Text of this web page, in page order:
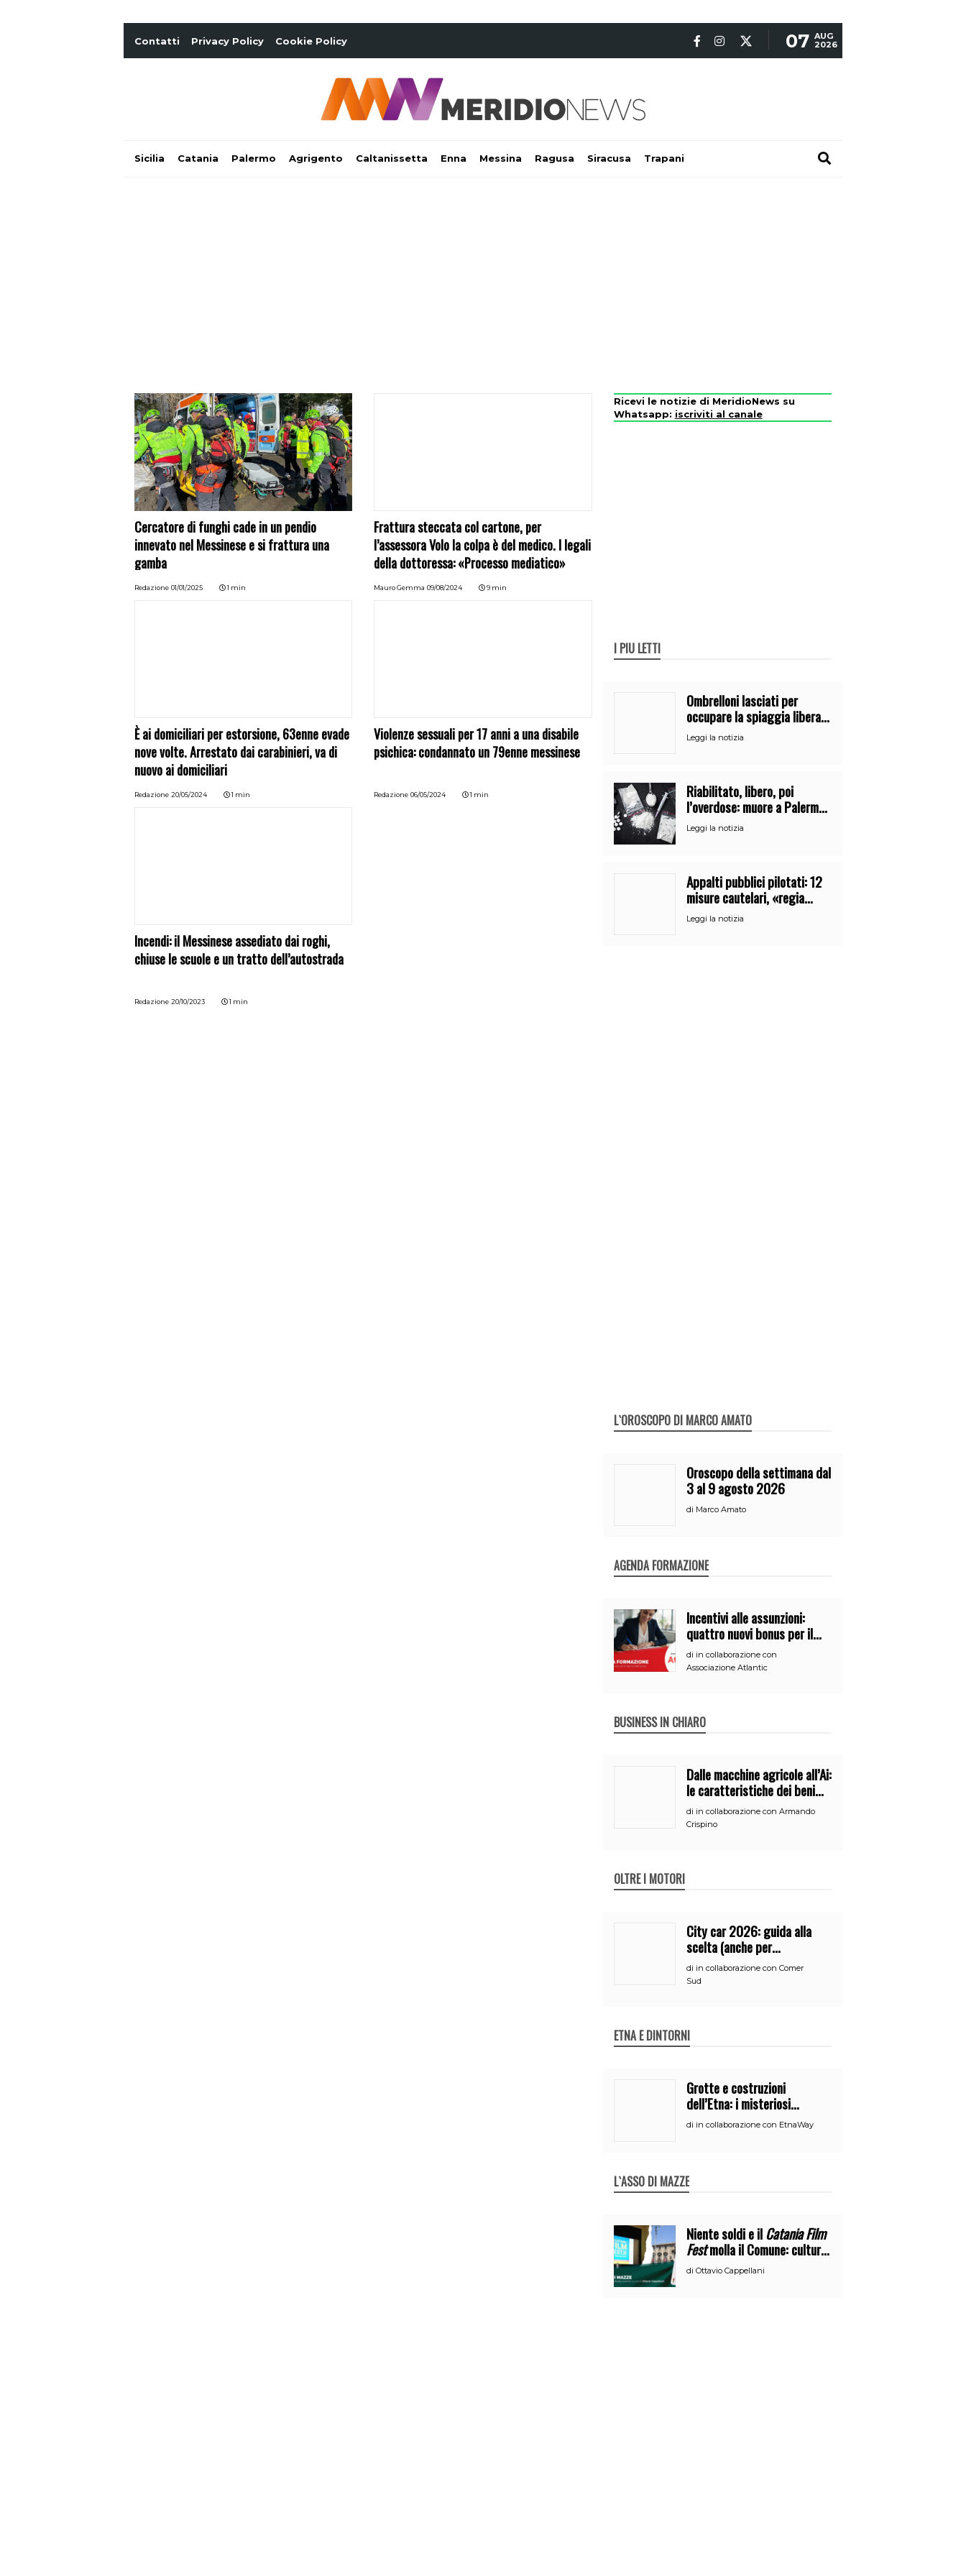
Contatti Privacy Policy Cookie Policy 07 AUG
2026
Sicilia Catania Palermo Agrigento Caltanissetta Enna Messina Ragusa Siracusa Trapani
Cercatore di funghi cade in un pendio
innevato nel Messinese e si frattura una
gamba
Redazione 01/01/2025 1 min
Frattura steccata col cartone, per
l’assessora Volo la colpa è del medico. I legali
della dottoressa: «Processo mediatico»
Mauro Gemma 09/08/2024 9 min
È ai domiciliari per estorsione, 63enne evade
nove volte. Arrestato dai carabinieri, va di
nuovo ai domiciliari
Redazione 20/05/2024 1 min
Violenze sessuali per 17 anni a una disabile
psichica: condannato un 79enne messinese
Redazione 06/05/2024 1 min
Incendi: il Messinese assediato dai roghi,
chiuse le scuole e un tratto dell’autostrada
Redazione 20/10/2023 1 min
Ricevi le notizie di MeridioNews su
Whatsapp: iscriviti al canale
I PIÙ LETTI
Ombrelloni lasciati per
occupare la spiaggia libera.
Maxi sequestro della Guardia
Costiera
Leggi la notizia
Riabilitato, libero, poi
l’overdose: muore a Palermo
un mese dopo l’uscita dalla
comunità
Leggi la notizia
Appalti pubblici pilotati: 12
misure cautelari, «regia
occulta» di un uomo vicino al
clan
Leggi la notizia
L`OROSCOPO DI MARCO AMATO
Oroscopo della settimana dal
3 al 9 agosto 2026
di Marco Amato
AGENDA FORMAZIONE
Incentivi alle assunzioni:
quattro nuovi bonus per il
2026
di in collaborazione con
Associazione Atlantic
BUSINESS IN CHIARO
Dalle macchine agricole all’Ai:
le caratteristiche dei beni
per accedere
all’iperammortamento
di in collaborazione con Armando
Crispino
OLTRE I MOTORI
City car 2026: guida alla
scelta (anche per
neopatentati)
di in collaborazione con Comer
Sud
ETNA E DINTORNI
Grotte e costruzioni
dell’Etna: i misteriosi
nascondigli del vulcano
di in collaborazione con EtnaWay
L`ASSO DI MAZZE
Niente soldi e ilCatania Film
Festmolla il Comune: cultura
o broru di ciciri?
di Ottavio Cappellani